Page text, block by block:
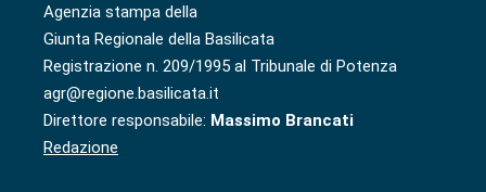
Agenzia stampa della
Giunta Regionale della Basilicata
Registrazione n. 209/1995 al Tribunale di Potenza
agr@regione.basilicata.it
Direttore responsabile: Massimo Brancati
Redazione